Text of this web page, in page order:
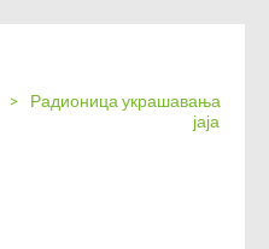
>
Радионица украшавања
јаја